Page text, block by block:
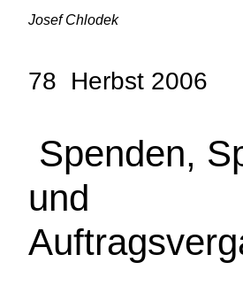
Josef Chlodek
78 Herbst 2006
Spenden,
und